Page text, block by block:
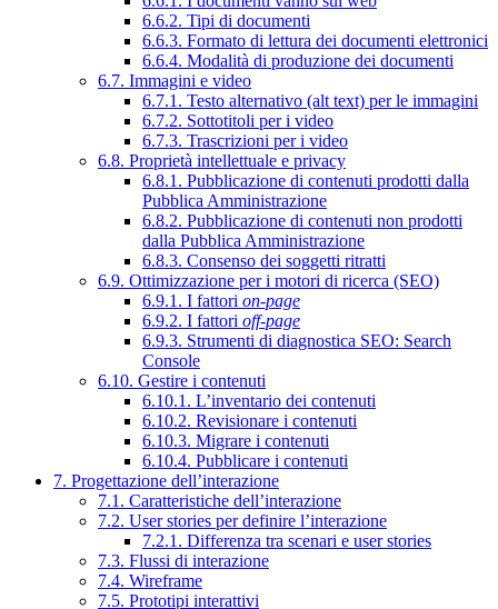
6.6.2. Tipi di documenti
6.6.3. Formato di lettura dei documenti elettronici
6.6.4. Modalità di produzione dei documenti
6.7. Immagini e video
6.7.1. Testo alternativo (alt text) per le immagini
6.7.2. Sottotitoli per i video
6.7.3. Trascrizioni per i video
6.8. Proprietà intellettuale e privacy
6.8.1. Pubblicazione di contenuti prodotti dalla
Pubblica Amministrazione
6.8.2. Pubblicazione di contenuti non prodotti
dalla Pubblica Amministrazione
6.8.3. Consenso dei soggetti ritratti
6.9. Ottimizzazione per i motori di ricerca (SEO)
6.9.1. I fattori on-page
6.9.2. I fattori off-page
6.9.3. Strumenti di diagnostica SEO: Search
Console
6.10. Gestire i contenuti
6.10.1. L’inventario dei contenuti
6.10.2. Revisionare i contenuti
6.10.3. Migrare i contenuti
6.10.4. Pubblicare i contenuti
7. Progettazione dell’interazione
7.1. Caratteristiche dell’interazione
7.2. User stories per definire l’interazione
7.2.1. Differenza tra scenari e user stories
7.3. Flussi di interazione
7.4. Wireframe
7.5. Prototipi interattivi